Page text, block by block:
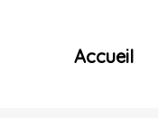
et Concerts
Accueil